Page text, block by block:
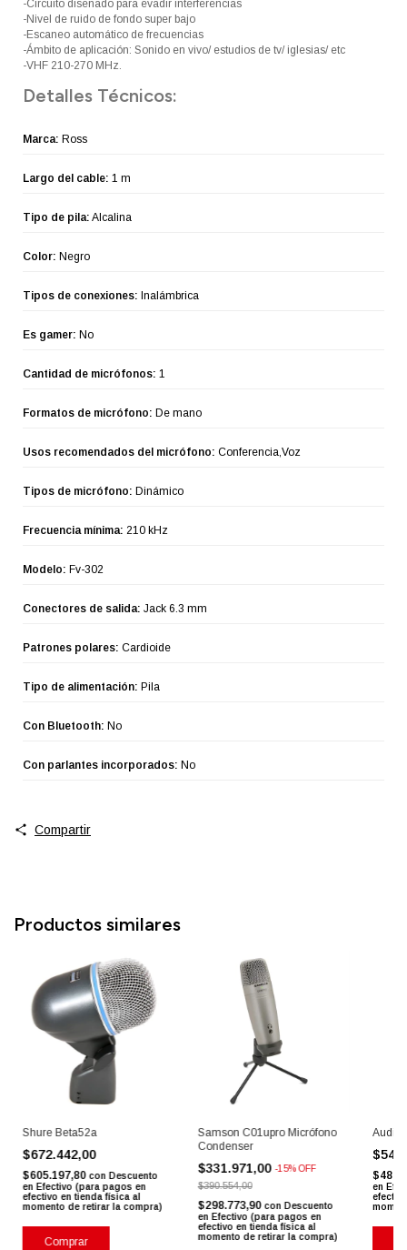
-Circuito diseñado para evadir interferencias
-Nivel de ruido de fondo super bajo
-Escaneo automático de frecuencias
-Ámbito de aplicación: Sonido en vivo/ estudios de tv/ iglesias/ etc
-VHF 210-270 MHz.
Detalles Técnicos:
Marca: Ross
Largo del cable: 1 m
Tipo de pila: Alcalina
Color: Negro
Tipos de conexiones: Inalámbrica
Es gamer: No
Cantidad de micrófonos: 1
Formatos de micrófono: De mano
Usos recomendados del micrófono: Conferencia,Voz
Tipos de micrófono: Dinámico
Frecuencia mínima: 210 kHz
Modelo: Fv-302
Conectores de salida: Jack 6.3 mm
Patrones polares: Cardioide
Tipo de alimentación: Pila
Con Bluetooth: No
Con parlantes incorporados: No
Compartir
Productos similares
Shure Beta52a
$672.442,00
$605.197,80 con Descuento
en Efectivo (para pagos en
efectivo en tienda física al
momento de retirar la compra)
Comprar
Samson C01upro Micrófono
Condenser
$331.971,00-15%OFF
$390.554,00
$298.773,90 con Descuento
en Efectivo (para pagos en
efectivo en tienda física al
momento de retirar la compra)
Audio
en